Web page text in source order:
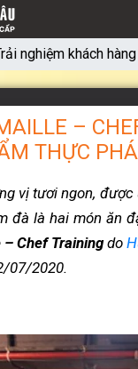
nghiệm khách hàng
–
THỰC
vị tươi ngon,
đà là hai món ăn
– Chef Trainingdo
07/2020.